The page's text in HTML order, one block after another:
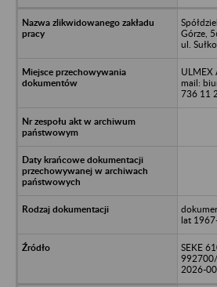
Górze,
ul.
ULMEX
mail:
736 11
lat
SEKE
2026-